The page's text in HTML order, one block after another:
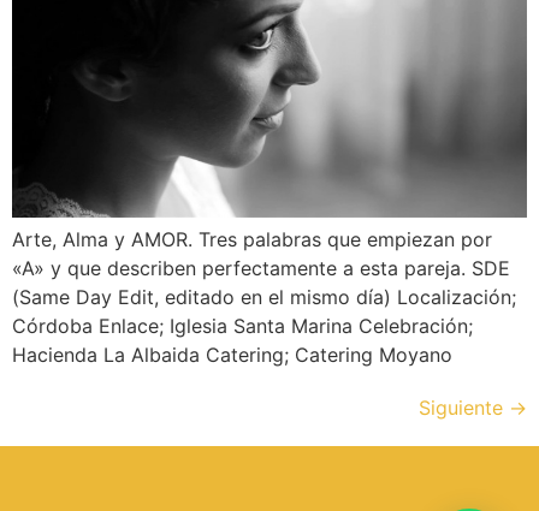
Arte, Alma y AMOR. Tres palabras que empiezan por
«A» y que describen perfectamente a esta pareja. SDE
(Same Day Edit, editado en el mismo día) Localización;
Córdoba Enlace; Iglesia Santa Marina Celebración;
Hacienda La Albaida Catering; Catering Moyano
Siguiente →